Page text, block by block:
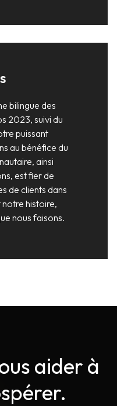
bilingue des
2023, suivi du
puissant
au bénéfice du
ainsi
est fier de
de clients dans
histoire,
nous faisons.
aider à